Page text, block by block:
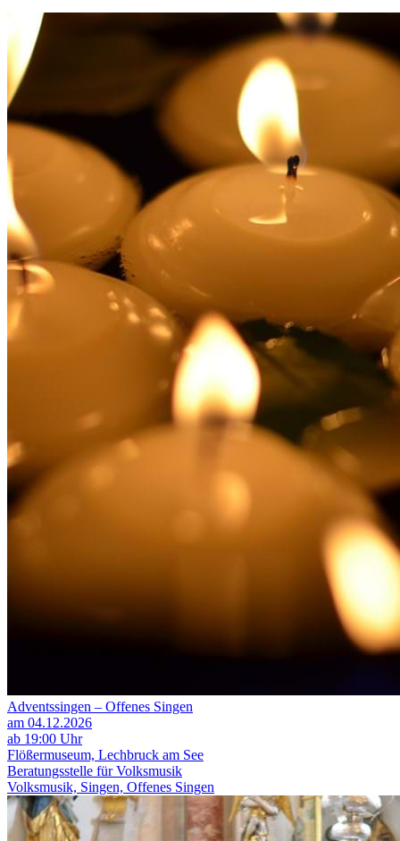
Adventssingen – Offenes Singen
am 04.12.2026
ab 19:00 Uhr
Flößermuseum, Lechbruck am See
Beratungsstelle für Volksmusik
Volksmusik, Singen, Offenes Singen